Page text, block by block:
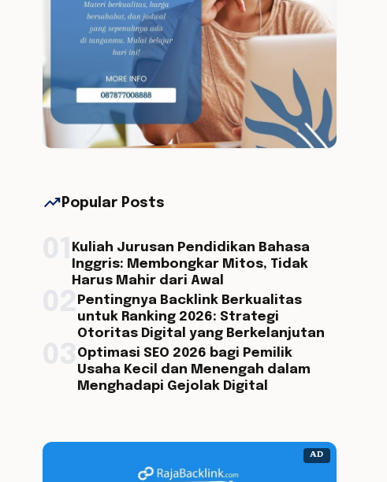
trending_up Popular Posts
Kuliah Jurusan Pendidikan Bahasa
Inggris: Membongkar Mitos, Tidak
Harus Mahir dari Awal
Pentingnya Backlink Berkualitas
untuk Ranking 2026: Strategi
Otoritas Digital yang Berkelanjutan
Optimasi SEO 2026 bagi Pemilik
Usaha Kecil dan Menengah dalam
Menghadapi Gejolak Digital
AD